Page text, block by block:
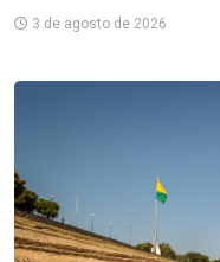
3 de agosto de 2026